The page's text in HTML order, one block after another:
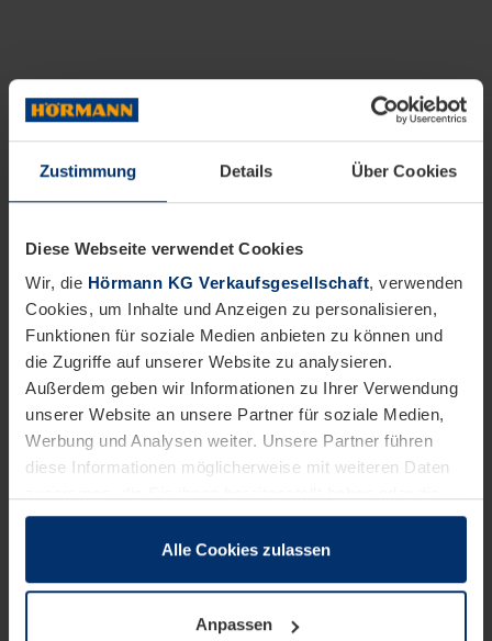
Zustimmung Details Über Cookies
Diese Webseite verwendet Cookies
Wir, die Hörmann KG Verkaufsgesellschaft, verwenden
Cookies, um Inhalte und Anzeigen zu personalisieren,
Funktionen für soziale Medien anbieten zu können und
die Zugriffe auf unserer Website zu analysieren.
Außerdem geben wir Informationen zu Ihrer Verwendung
unserer Website an unsere Partner für soziale Medien,
Werbung und Analysen weiter. Unsere Partner führen
diese Informationen möglicherweise mit weiteren Daten
sie im Rahmen Ihrer Nutzung der Dienste gesammelt
wenn diese für den Betrieb dieser Seite unbedingt
notwendig sind. Für alle anderen Cookie-Typen benötigen
Alle Cookies zulassen
Anpassen